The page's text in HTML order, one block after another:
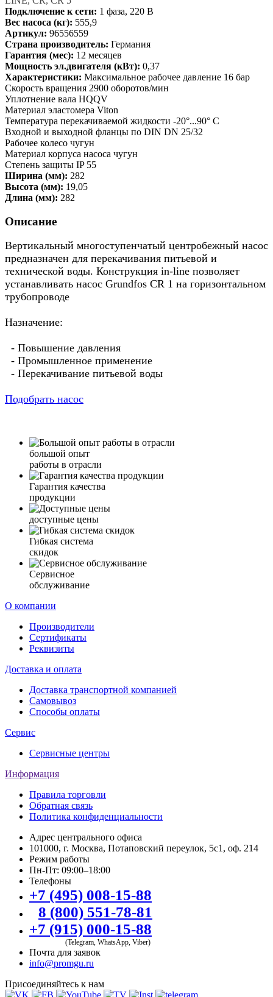
Подключение к сети: 1 фаза, 220 В
Вес насоса (кг): 555,9
Артикул: 96556559
Страна производитель: Германия
Гарантия (мес): 12 месяцев
Мощность эл.двигателя (кВт): 0,37
Характеристики: Максимальное рабочее давление 16 бар
Скорость вращения 2900 оборотов/мин
Уплотнение вала HQQV
Материал эластомера Viton
Температура перекачиваемой жидкости -20°...90° C
Входной и выходной фланцы по DIN DN 25/32
Рабочее колесо чугун
Материал корпуса насоса чугун
Степень защиты IP 55
Ширина (мм): 282
Высота (мм): 19,05
Длина (мм): 282
Описание
Вертикальный многоступенчатый центробежный насос
предназначен для перекачивания питьевой и
технической воды. Конструкция in-line позволяет
устанавливать насос Grundfos CR 1 на горизонтальном
трубопроводе
Назначение:
- Повышение давления
- Промышленное применение
- Перекачивание питьевой воды
Подобрать насос
большой опыт
работы в отрасли
Гарантия качества
продукции
доступные цены
Гибкая система
скидок
Сервисное
обслуживание
О компании
Производители
Сертификаты
Реквизиты
Доставка и оплата
Доставка транспортной компанией
Самовывоз
Способы оплаты
Сервис
Сервисные центры
Информация
Правила торговли
Обратная связь
Политика конфиденциальности
Адрес центрального офиса
101000, г. Москва, Потаповский переулок, 5с1, оф. 214
Режим работы
Пн-Пт: 09:00–18:00
Телефоны
+7 (495) 008-15-88
8 (800) 551-78-81
+7 (915) 000-15-88
(Telegram, WhatsApp, Viber)
Почта для заявок
info@promgu.ru
Присоединяйтесь к нам